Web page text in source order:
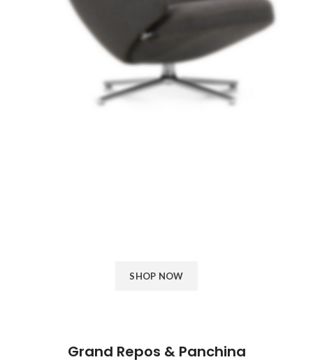
SHOP NOW
Grand Repos & Panchina